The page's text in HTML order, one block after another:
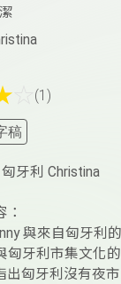
(1)
稿
牙利 Christina
與來自匈牙利
匈牙利市集文化的
出匈牙利沒有夜